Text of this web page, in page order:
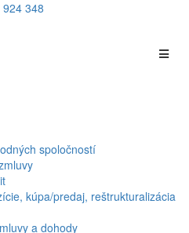
348
spoločností
kúpa/predaj, reštrukturalizácia
a dohody